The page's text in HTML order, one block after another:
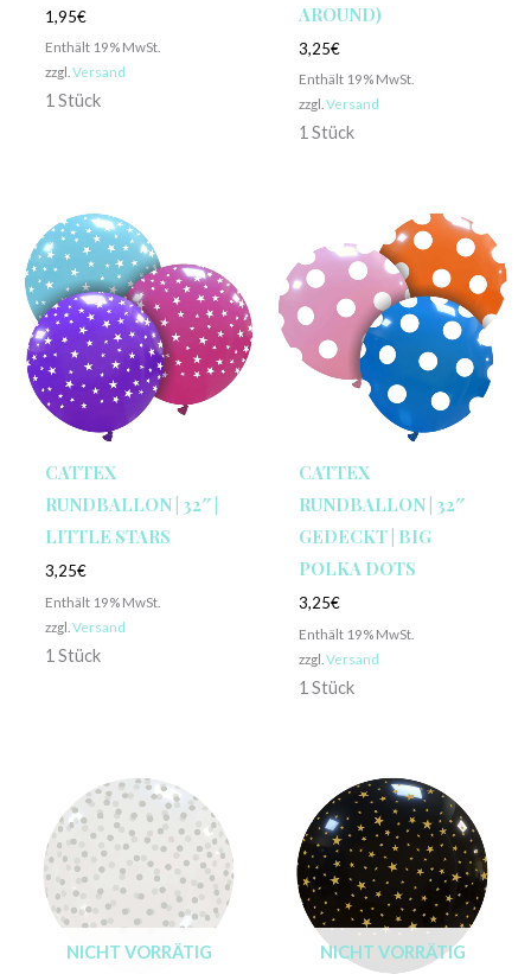
1,95€
Enthält 19% MwSt.
zzgl. Versand
1 Stück
AROUND)
3,25€
Enthält 19% MwSt.
zzgl. Versand
1 Stück
CATTEX
RUNDBALLON | 32″ |
LITTLE STARS
3,25€
Enthält 19% MwSt.
zzgl. Versand
1 Stück
CATTEX
RUNDBALLON | 32″
GEDECKT | BIG
POLKA DOTS
3,25€
Enthält 19% MwSt.
zzgl. Versand
1 Stück
NICHT VORRÄTIG NICHT VORRÄTIG